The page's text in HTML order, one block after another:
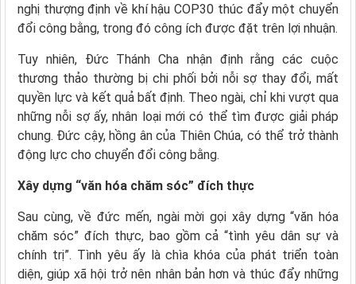
nghị thượng định về khí hậu COP30 thúc đẩy một chuyển
đổi công bằng, trong đó công ích được đặt trên lợi nhuận.
Tuy nhiên, Đức Thánh Cha nhận định rằng các cuộc
thương thảo thường bị chi phối bởi nỗi sợ thay đổi, mất
quyền lực và kết quả bất định. Theo ngài, chỉ khi vượt qua
những nỗi sợ ấy, nhân loại mới có thể tìm được giải pháp
chung. Đức cậy, hồng ân của Thiên Chúa, có thể trở thành
động lực cho chuyển đổi công bằng.
Xây dựng “văn hóa chăm sóc” đích thực
Sau cùng, về đức mến, ngài mời gọi xây dựng “văn hóa
chăm sóc” đích thực, bao gồm cả “tình yêu dân sự và
chính trị”. Tình yêu ấy là chìa khóa của phát triển toàn
diện, giúp xã hội trở nên nhân bản hơn và thúc đẩy những